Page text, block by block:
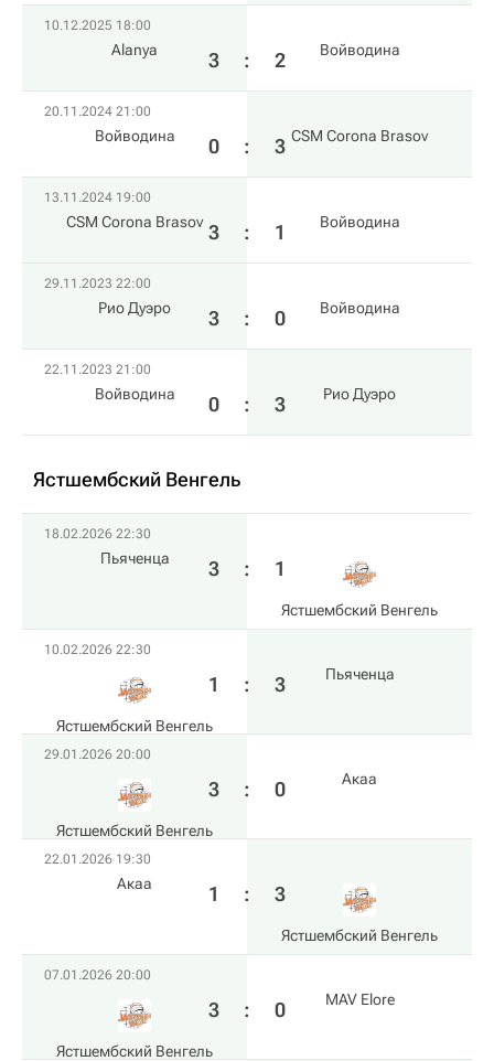
10.12.2025 18:00
Alanya 3 : 2 Войводина
20.11.2024 21:00
Войводина 0 : 3 CSM Corona Brasov
13.11.2024 19:00
CSM Corona Brasov 3 : 1 Войводина
29.11.2023 22:00
Рио Дуэро 3 : 0 Войводина
22.11.2023 21:00
Войводина 0 : 3 Рио Дуэро
Ястшембский Венгель
18.02.2026 22:30
Пьяченца 3 : 1
Ястшембский Венгель
10.02.2026 22:30
Ястшембский Венгель
1 : 3 Пьяченца
29.01.2026 20:00
Ястшембский Венгель
3 : 0 Акаа
22.01.2026 19:30
Акаа 1 : 3
Ястшембский Венгель
07.01.2026 20:00
Ястшембский Венгель
3 : 0 MAV Elore